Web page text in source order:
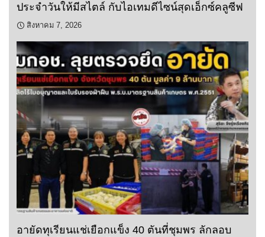
ประจำวันให้มีสไตล์ กับไอเทมดีไซน์สุดเอ็กซ์คลูซีฟ
สิงหาคม 7, 2026
อายัดทุเรียนแช่เยือกแข็ง 40 ตันที่ชุมพร ลักลอบ